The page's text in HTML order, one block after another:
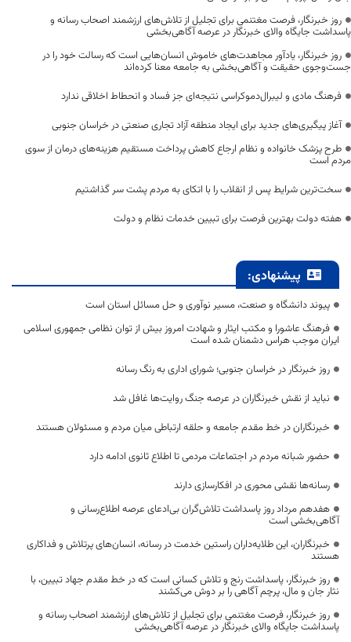
روز خبرنگار، فرصت مغتنمی برای تجلیل از تلاش‌های ارزشمند اصحاب رسانه و
پاسداشت جایگاه والای خبرنگار در عرصه آگاهی‌بخشی
روز خبرنگار، یادآور مجاهدت‌های خاموش انسان‌هایی است که رسالت خود را در
جست‌وجوی حقیقت و آگاهی‌بخشی به جامعه معنا کرده‌اند
فرهنگ مادی و لیبرال‌دموکراسی نتیجه‌ای جز فساد و انحطاط اخلاقی ندارد
آغاز پیگیری‌های جدید برای ایجاد منطقه آزاد تجاری صنعتی در خراسان جنوبی
طرح پزشک خانواده و نظام ارجاع کاهش پرداخت مستقیم هزینه‌های درمان از سوی
مردم است
سخت‌ترین شرایط پس از انقلاب را با اتکای به مردم پشت سر گذاشتیم
هفته دولت بهترین فرصت برای تبیین خدمات نظام و دولت
پیشنهادی:
پیوند دانشگاه و صنعت، مسیر نوآوری و حل مسائل استان است
فرهنگ عاشورا و مکتب ایثار و شهادت امروز بیش از توان نظامی جمهوری اسلامی
ایران موجب هراس دشمنان شده است
روز خبرنگار در خراسان جنوبی؛ شورای اداری به رنگ رسانه
نباید از نقش خبرنگاران در عرصه جنگ روایت‌ها غافل شد
خبرنگاران در خط مقدم جامعه و حلقه ارتباطی میان مردم و مسئولان هستند
حضور شبانه مردم در اجتماعات مردمی تا اطلاع ثانوی ادامه دارد
رسانه‌ها نقشی محوری در افکارسازی دارند
هفدهم مرداد روز پاسداشت تلاش‌گران بی‌ادعای عرصه اطلاع‌رسانی و
آگاهی‌بخشی است
خبرنگاران، این طلایه‌داران راستین خدمت در رسانه، انسان‌های پرتلاش و فداکاری
هستند
روز خبرنگار، پاسداشت رنج و تلاش کسانی است که در خط مقدم جهاد تبیین، با
نثار جان و مال، پرچم آگاهی را بر دوش می‌کشند
روز خبرنگار، فرصت مغتنمی برای تجلیل از تلاش‌های ارزشمند اصحاب رسانه و
پاسداشت جایگاه والای خبرنگار در عرصه آگاهی‌بخشی